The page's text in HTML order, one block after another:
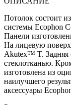
Потолок состоит
системы Ecophon
Панели
На лицевую
Akutex™ T. Задняя
стеклотканью.
изготовлена из
наилучшего
аксессуары